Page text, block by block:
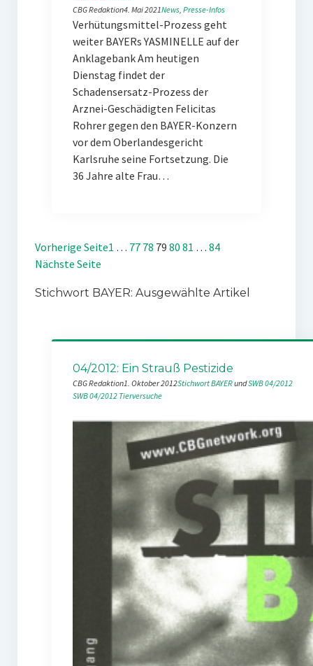
CBG Redaktion4. Mai 2021News, Presse-Infos
Verhütungsmittel-Prozess geht
weiter BAYERs YASMINELLE auf der
Anklagebank Am heutigen
Dienstag findet der
Schadensersatz-Prozess der
Arznei-Geschädigten Felicitas
Rohrer gegen den BAYER-Konzern
vor dem Oberlandesgericht
Karlsruhe seine Fortsetzung. Die
36 Jahre alte Frau…
Vorherige Seite1 … 77 78 79 80 81 … 84
Nächste Seite
Stichwort BAYER: Ausgewählte Artikel
04/2012: Ein Strauß Pestizide
CBG Redaktion1. Oktober 2012Stichwort BAYER und SWB 04/2012
SWB 04/2012 Tierversuche